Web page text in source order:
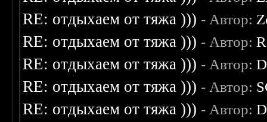
RE: отдыхаем от тяжа ))) - Автор:
RE: отдыхаем от тяжа ))) - Автор:
RE: отдыхаем от тяжа ))) - Автор:
RE: отдыхаем от тяжа ))) - Автор:
RE: отдыхаем от тяжа ))) - Автор: